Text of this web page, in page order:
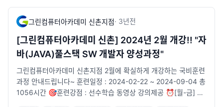
그린컴퓨터아카데미 신촌지점· 3년전
[그린컴퓨터아카데미 신촌] 2024년 2월 개강!! "자
바(JAVA)풀스택 SW 개발자 양성과정"
그린컴퓨터아카데미 신촌지점 2월에 확실하게 개강하는 국비훈련
과정 안내드립니다~ 훈련일정 : 2024-02-22 ~ 2024-09-04 총
1056시간 🎯훈련강점 : 선수학습 동영상 강의제공 ⏰[월-금] 0